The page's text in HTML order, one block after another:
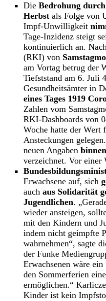
Die Bedrohung durch
Herbst als Folge von
Impf-Unwilligkeit
Tage-Inzidenz steigt
kontinuierlich an.
(RKI) von
am Vortag betrug der
Tiefststand am 6. Juli
Gesundheitsämter in
eines Tages 1919
Zahlen vom
RKI-Dashboards von
Woche hatte der Wert
Ansteckungen
neuen Angaben
verzeichnet. Vor einer
Erwachsene auf, sich
auch aus Solidarität
Jugendlichen.
wieder ansteigen,
mit den Kindern und
indem nicht geimpfte
wahrnehmen“, sagte
der Funke
Erwachsenen wäre
den Sommerferien
ermöglichen.“
Kinder ist kein